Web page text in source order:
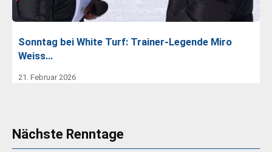
Sonntag bei White Turf: Trainer-Legende Miro
Weiss…
21. Februar 2026
Nächste Renntage